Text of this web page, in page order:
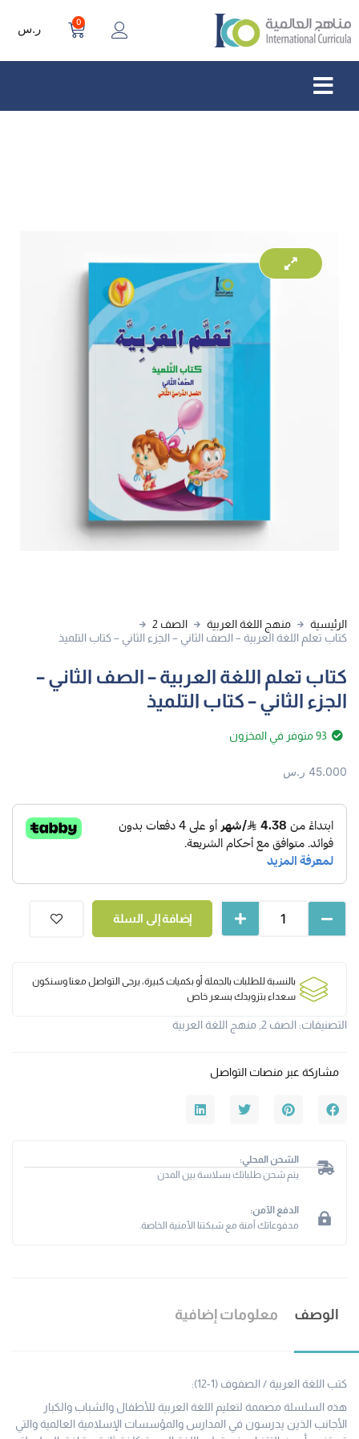
0 ر.س
الرئيسية منهج اللغة العربية
الصف 2
كتاب تعلم اللغة العربية – الصف الثاني – الجزء الثاني – كتاب التلميذ
كتاب تعلم اللغة العربية – الصف الثاني –
الجزء الثاني – كتاب التلميذ
93 متوفر في المخزون
45.000 ر.س
إضافة إلى السلة
بالنسبة للطلبات بالجملة أو بكميات كبيرة، يرجى التواصل معنا وسنكون
سعداء بتزويدك بسعر خاص
التصنيفات: الصف 2 منهج اللغة العربية
مشاركة عبر منصات التواصل
الشحن المحلي:
يتم شحن طلباتك بسلاسة بين المدن
الدفع الآمن:
مدفوعاتك آمنة مع شبكتنا الأمنية الخاصة.
الوصف معلومات إضافية
كتب اللغة العربية / الصفوف (1-12):
هذه السلسلة مصممة لتعليم اللغة العربية للأطفال والشباب والكبار
الأجانب الذين يدرسون في المدارس والمؤسسات الإسلامية العالمية والتي